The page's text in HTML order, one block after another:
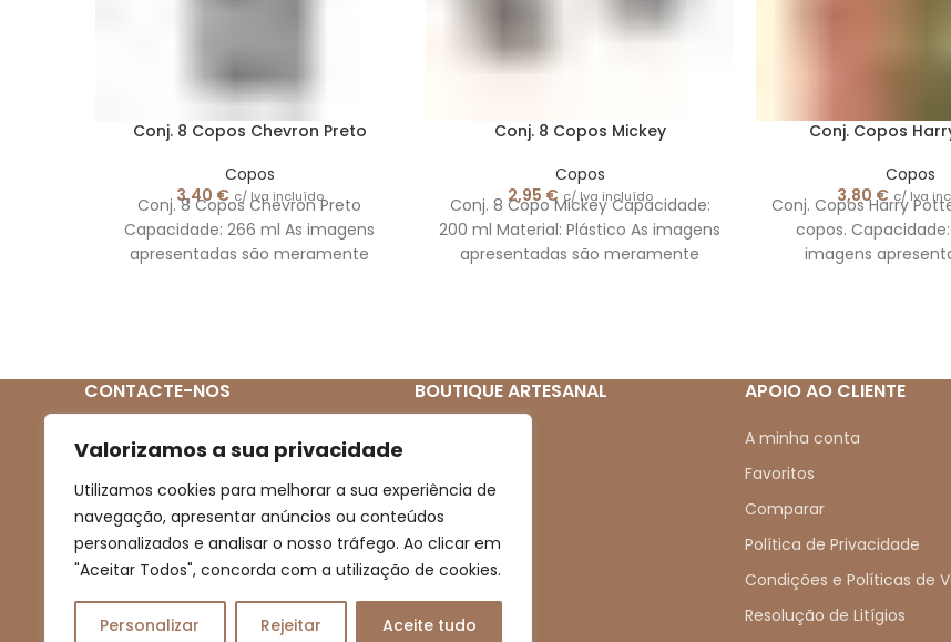
Valorizamos a sua privacidade
Utilizamos cookies para melhorar a sua experiência de
navegação, apresentar anúncios ou conteúdos
personalizados e analisar o nosso tráfego. Ao clicar em
"Aceitar Todos", concorda com a utilização de cookies.
Personalizar Rejeitar Aceite tudo
Conj. 8 Copos Chevron Preto
Copos
3,40 € c/ Iva incluído
Conj. 8 Copos Chevron Preto
Capacidade: 266 ml As imagens
apresentadas são meramente
Conj. 8 Copos Mickey
Copos
2,95 € c/ Iva incluído
Conj. 8 Copo Mickey Capacidade:
200 ml Material: Plástico As imagens
apresentadas são meramente
Conj. Copos
Copos
3,80 € c/ Iva
Conj. Copos Harry
copos.
imagens
CONTACTE-NOS
(+351) 939 272 831
boutiqueartesanal2013@gmail.com
BOUTIQUE ARTESANAL
Novidades
Promoções
Contactos
APOIO AO CLIENTE
A minha conta
Favoritos
Comparar
Política de Privacidade
Condições e Políticas de
Resolução de Litígios